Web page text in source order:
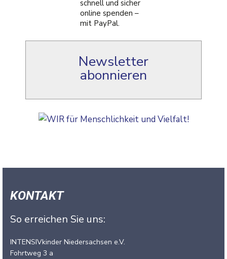
Newsletter
abonnieren
KONTAKT
So erreichen Sie uns:
INTENSIVkinder Niedersachsen e.V.
Fohrtweg 3 a